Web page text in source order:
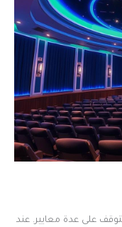
على عدة معايير. عند